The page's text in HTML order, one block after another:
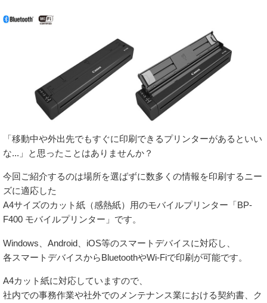
「移動中や外出先でもすぐに印刷できるプリンターがあるといい
な...」と思ったことはありませんか？
今回ご紹介するのは場所を選ばずに数多くの情報を印刷するニー
ズに適応した
A4サイズのカット紙（感熱紙）用のモバイルプリンター「BP-
F400 モバイルプリンター」です。
Windows、Android、iOS等のスマートデバイスに対応し、
各スマートデバイスからBluetoothやWi-Fiで印刷が可能です。
A4カット紙に対応していますので、
社内での事務作業や社外でのメンテナンス業における契約書、ク